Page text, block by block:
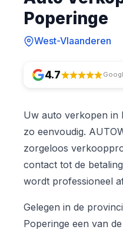
Poperinge
West-Vlaanderen
4.7
Uw auto verkopen in
zo eenvoudig.
zorgeloos
contact tot de
wordt professioneel
Gelegen in de
Poperinge een van